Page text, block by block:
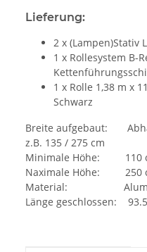
Lieferung:
2 x (Lampen)Stativ
1 x Rollesystem B-
1 x Rolle 1,38 m x
Schwarz
Breite aufgebaut:
z.B. 135 / 275 cm
Minimale Höhe: 110
Naximale Höhe: 250
Material:
Länge geschlossen: